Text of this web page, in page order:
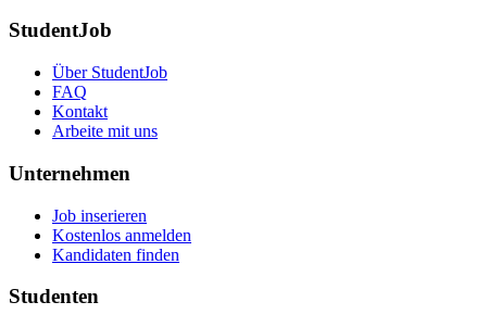
StudentJob
Über StudentJob
FAQ
Kontakt
Arbeite mit uns
Unternehmen
Job inserieren
Kostenlos anmelden
Kandidaten finden
Studenten